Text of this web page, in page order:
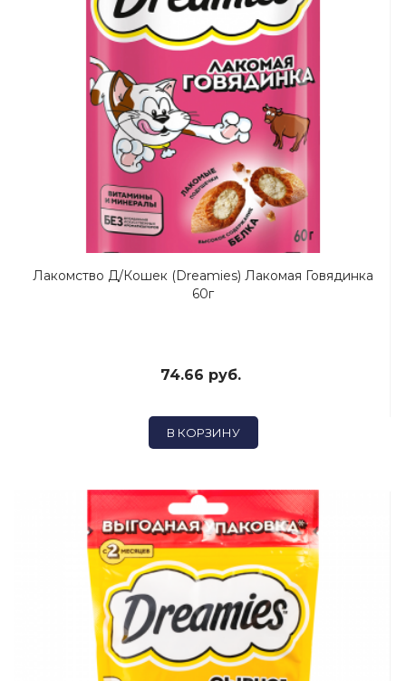
Лакомство Д/кошек (Dreamies) Лакомая Говядинка
60г
74.66 руб.
В КОРЗИНУ